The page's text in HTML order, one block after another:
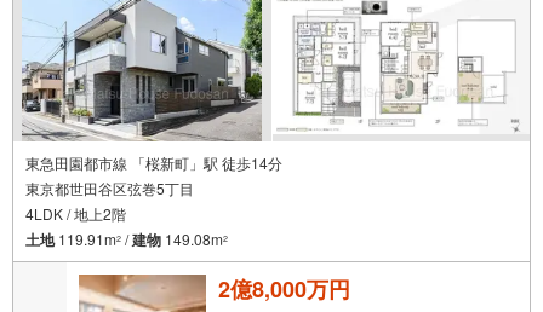
東急田園都市線 「桜新町」駅 徒歩14分
東京都世田谷区弦巻5丁目
4LDK / 地上2階
土地119.91m2 /建物 149.08m2
2億8,000万円